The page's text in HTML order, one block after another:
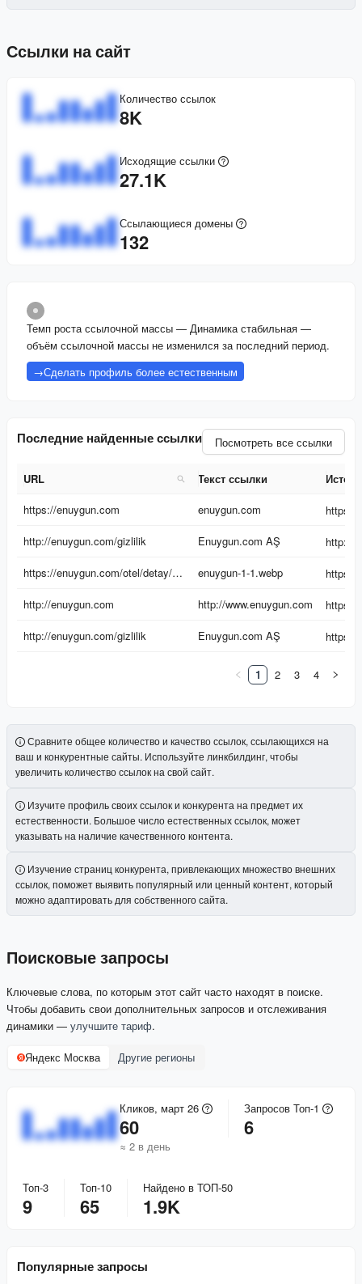
Ссылки на сайт
Количество ссылок
8K
Исходящие ссылки
27.1K
Ссылающиеся домены
132
Темп роста ссылочной массы — Динамика стабильная —
объём ссылочной массы не изменился за последний период.
→Сделать профиль более естественным
Последние найденные ссылки Посмотреть все ссылки
URL Текст ссылки
URL
https://enuygun.com enuygun.com
http://enuygun.com/gizlilik Enuygun.com AŞ
https://enuygun.com/otel/detay/safari-hotel-72540/ enuygun-1-1.webp
http://enuygun.com http://www.enuygun.com
http://enuygun.com/gizlilik Enuygun.com AŞ
1 2 3 4
Сравните общее количество и качество ссылок, ссылающихся на
ваш и конкурентные сайты. Используйте линкбилдинг, чтобы
увеличить количество ссылок на свой сайт.
Изучите профиль своих ссылок и конкурента на предмет их
естественности. Большое число естественных ссылок, может
указывать на наличие качественного контента.
Изучение страниц конкурента, привлекающих множество внешних
ссылок, поможет выявить популярный или ценный контент, который
можно адаптировать для собственного сайта.
Поисковые запросы
Ключевые слова, по которым этот сайт часто находят в поиске.
Чтобы добавить свои дополнительных запросов и отслеживания
динамики — улучшите тариф.
Яндекс Москва Другие регионы
Кликов, март 26
60
≈ 2 в день
Запросов Топ-1
6
Топ-3
9
Топ-10
65
Найдено в ТОП-50
1.9K
Популярные запросы